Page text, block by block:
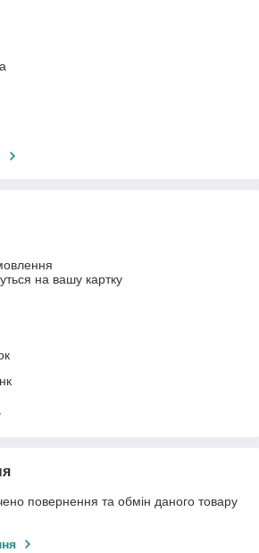
на вашу картку
повернення та обмін даного товару